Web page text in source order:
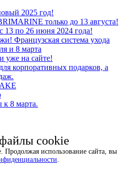
2025 год!
только до 13 августа!
13 по 26 июня 2024 года!
Французская система ухода
и 8 марта
уже на сайте!
корпоративных подарков, а
8 марта.
cookie
использование сайта, вы